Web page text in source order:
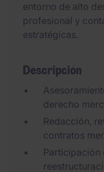
entorno de alto
profesional y
estratégicas.
Descripción
derecho
Redacción,
contratos
Participación